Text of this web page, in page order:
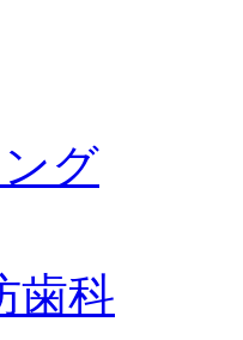
グ
歯科